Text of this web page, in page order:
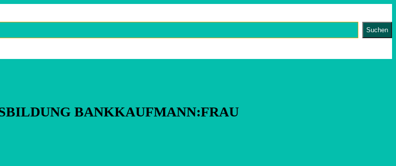
Suchen
BANKKAUFMANN:FRAU